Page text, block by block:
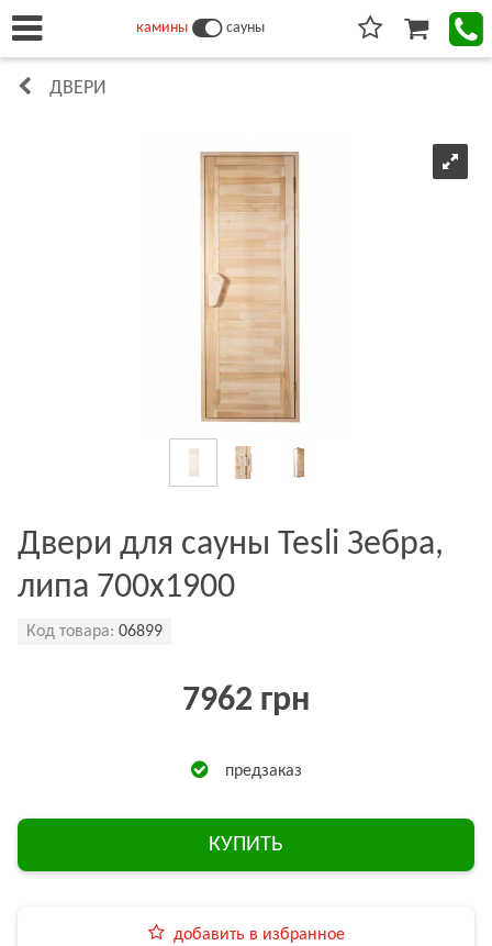
камины сауны
ДВЕРИ
Двери для сауны Tesli Зебра,
липа 700х1900
Код товара: 06899
7962 грн
предзаказ
КУПИТЬ
добавить в избранное